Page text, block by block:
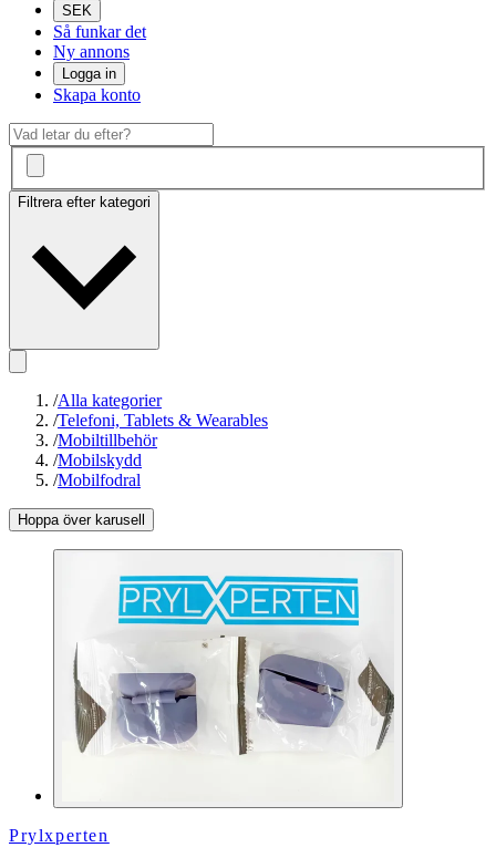
SEK
Så funkar det
Ny annons
Logga in
Skapa konto
Filtrera efter kategori
/Alla kategorier
/Telefoni, Tablets & Wearables
/Mobiltillbehör
/Mobilskydd
/Mobilfodral
Hoppa över karusell
Prylxperten